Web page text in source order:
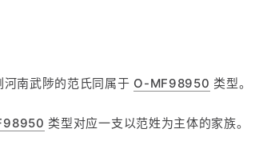
南武陟的范氏同属于 O-MF98950 类型。
类型对应一支以范姓为主体的家族。